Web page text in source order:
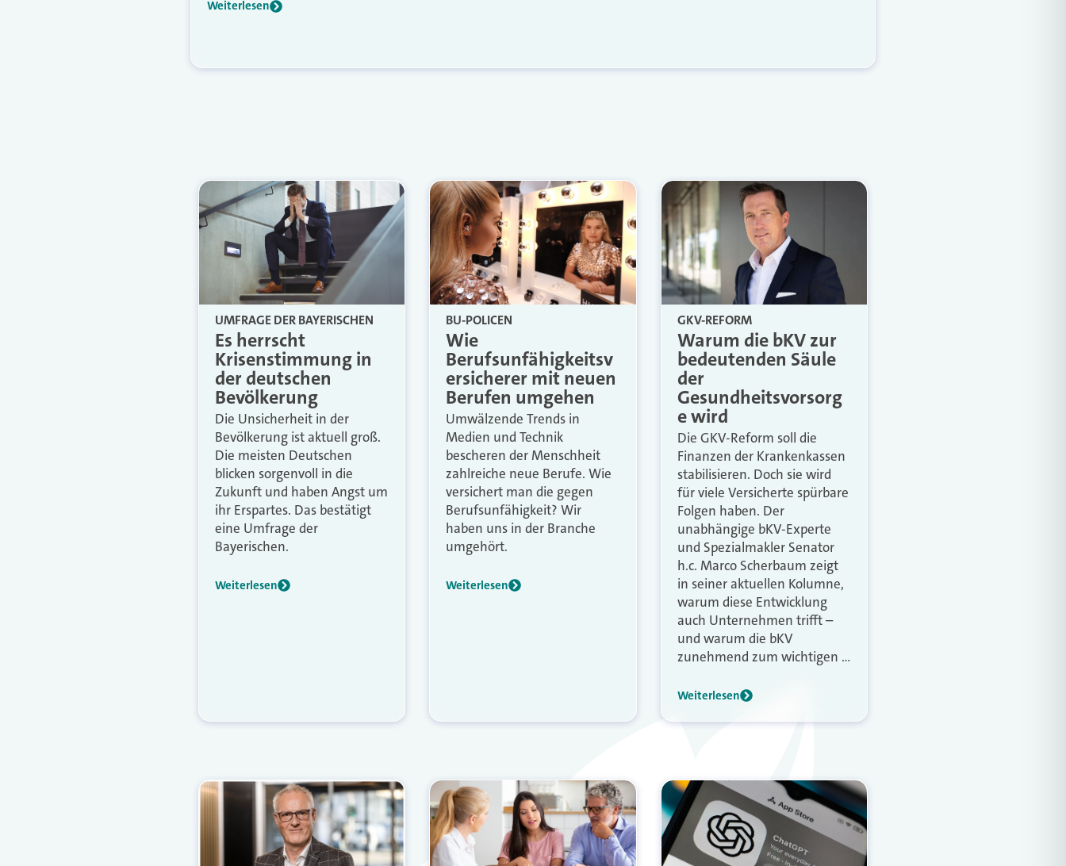
Weiterlesen
UMFRAGE DER BAYERISCHEN
Es herrscht
Krisenstimmung in
der deutschen
Bevölkerung
Die Unsicherheit in der
Bevölkerung ist aktuell groß.
Die meisten Deutschen
blicken sorgenvoll in die
Zukunft und haben Angst um
ihr Erspartes. Das bestätigt
eine Umfrage der
Bayerischen.
Weiterlesen
BU-POLICEN
Wie
Berufsunfähigkeitsv
ersicherer mit neuen
Berufen umgehen
Umwälzende Trends in
Medien und Technik
bescheren der Menschheit
zahlreiche neue Berufe. Wie
versichert man die gegen
Berufsunfähigkeit? Wir
haben uns in der Branche
umgehört.
Weiterlesen
GKV-REFORM
Warum die bKV zur
bedeutenden Säule
der
Gesundheitsvorsorg
e wird
Die GKV-Reform soll die
Finanzen der Krankenkassen
stabilisieren. Doch sie wird
für viele Versicherte spürbare
Folgen haben. Der
unabhängige bKV-Experte
und Spezialmakler Senator
h.c. Marco Scherbaum zeigt
in seiner aktuellen Kolumne,
warum diese Entwicklung
auch Unternehmen trifft –
und warum die bKV
zunehmend zum wichtigen …
Weiterlesen